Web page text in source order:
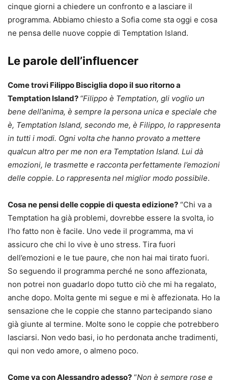
cinque giorni a chiedere un confronto e a lasciare il
programma. Abbiamo chiesto a Sofia come sta oggi e cosa
ne pensa delle nuove coppie di Temptation Island.
Le parole dell’influencer
Come trovi Filippo Bisciglia dopo il suo ritorno a
Temptation Island? “Filippo è Temptation, gli voglio un
bene dell’anima, è sempre la persona unica e speciale che
è, Temptation Island, secondo me, è Filippo, lo rappresenta
in tutti i modi. Ogni volta che hanno provato a mettere
qualcun altro per me non era Temptation Island. Lui dà
emozioni, le trasmette e racconta perfettamente l’emozioni
delle coppie. Lo rappresenta nel miglior modo possibile.
Cosa ne pensi delle coppie di questa edizione? “Chi va a
Temptation ha già problemi, dovrebbe essere la svolta, io
l’ho fatto non è facile. Uno vede il programma, ma vi
assicuro che chi lo vive è uno stress. Tira fuori
dell’emozioni e le tue paure, che non hai mai tirato fuori.
So seguendo il programma perché ne sono affezionata,
non potrei non guadarlo dopo tutto ciò che mi ha regalato,
anche dopo. Molta gente mi segue e mi è affezionata. Ho la
sensazione che le coppie che stanno partecipando siano
già giunte al termine. Molte sono le coppie che potrebbero
lasciarsi. Non vedo basi, io ho perdonata anche tradimenti,
qui non vedo amore, o almeno poco.
Come va con Alessandro adesso? “Non è sempre rose e